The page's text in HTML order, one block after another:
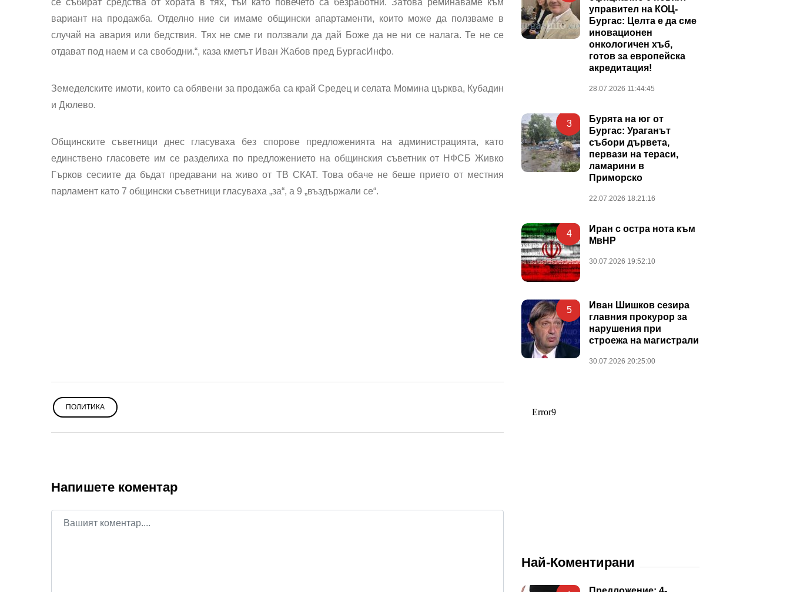
вариант на продажба. Отделно ние си имаме общински апартаменти, които може да ползваме в
случай на авария или бедствия. Тях не сме ги ползвали да дай Боже да не ни се налага. Те не се
отдават под наем и са свободни.“, каза кметът Иван Жабов пред БургасИнфо.
Земеделските имоти, които са обявени за продажба са край Средец и селата Момина църква, Кубадин
и Дюлево.
Общинските съветници днес гласуваха без спорове предложенията на администрацията, като
единствено гласовете им се разделиха по предложението на общинския съветник от НФСБ Живко
Гърков сесиите да бъдат предавани на живо от ТВ СКАТ. Това обаче не беше прието от местния
парламент като 7 общински съветници гласуваха „за“, а 9 „въздържали се“.
ПОЛИТИКА
Напишете коментар
управител на КОЦ-
Бургас: Целта е да сме
иновационен
онкологичен хъб,
готов за европейска
акредитация!
28.07.2026 11:44:45
3
Бурята на юг от
Бургас: Ураганът
събори дървета,
первази на тераси,
ламарини в
Приморско
22.07.2026 18:21:16
4
Иран с остра нота към
МвНР
30.07.2026 19:52:10
5
Иван Шишков сезира
главния прокурор за
нарушения при
строежа на магистрали
30.07.2026 20:25:00
Най-Коментирани